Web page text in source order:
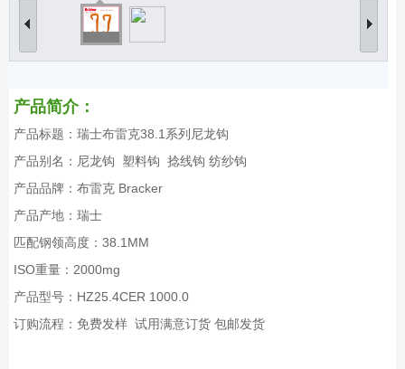
产品简介：
产品标题：瑞士布雷克38.1系列尼龙钩
产品别名：尼龙钩 塑料钩 捻线钩 纺纱钩
产品品牌：布雷克 Bracker
产品产地：瑞士
匹配钢领高度：38.1MM
ISO重量：2000mg
产品型号：HZ25.4CER 1000.0
订购流程：免费发样 试用满意订货 包邮发货